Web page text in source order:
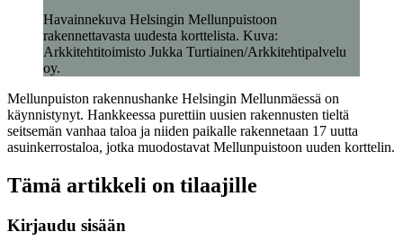
Havainnekuva Helsingin Mellunpuistoon
rakennettavasta uudesta korttelista. Kuva:
Arkkitehtitoimisto Jukka Turtiainen/Arkkitehtipalvelu
oy.
Mellunpuiston rakennushanke Helsingin Mellunmäessä on
käynnistynyt. Hankkeessa purettiin uusien rakennusten tieltä
seitsemän vanhaa taloa ja niiden paikalle rakennetaan 17 uutta
asuinkerrostaloa, jotka muodostavat Mellunpuistoon uuden korttelin.
Tämä artikkeli on tilaajille
Kirjaudu sisään